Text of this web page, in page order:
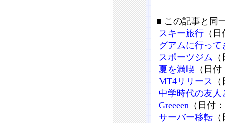
■ この記事と同
スキー旅行 （
グアムに行って
スポーツジム
夏を満喫 （日
MT4リリース
中学時代の友人
Greeeen （日付
サーバー移転